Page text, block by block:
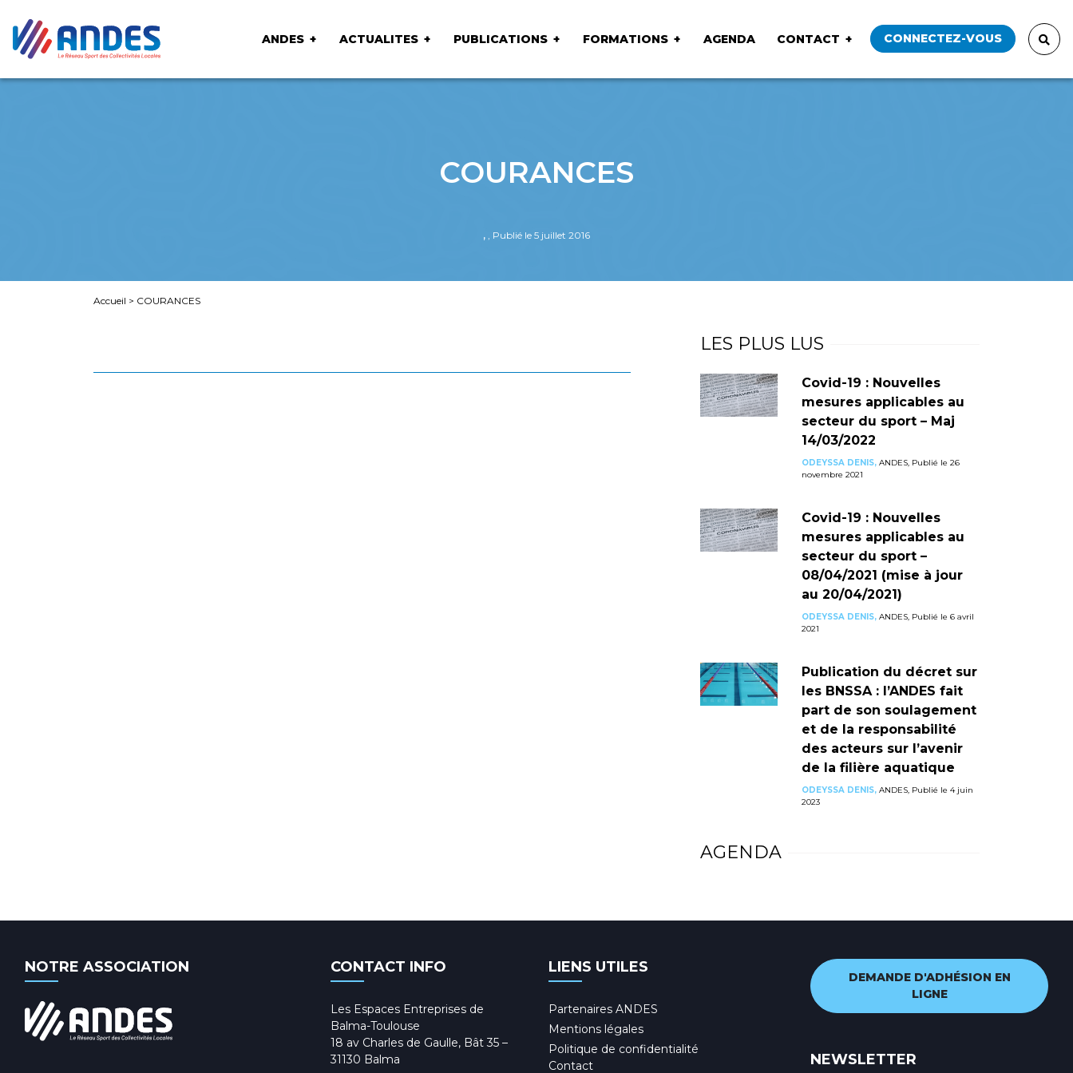
ANDES ACTUALITES PUBLICATIONS FORMATIONS AGENDA CONTACT CONNECTEZ-VOUS
COURANCES
, , Publié le 5 juillet 2016
Accueil > COURANCES
LES PLUS LUS
Covid-19 : Nouvelles
mesures applicables au
secteur du sport – Maj
14/03/2022
ODEYSSA DENIS,ANDES, Publié le 26
novembre 2021
Covid-19 : Nouvelles
mesures applicables au
secteur du sport –
08/04/2021 (mise à jour
au 20/04/2021)
ODEYSSA DENIS,ANDES, Publié le 6 avril
2021
Publication du décret sur
les BNSSA : l’ANDES fait
part de son soulagement
et de la responsabilité
des acteurs sur l’avenir
de la filière aquatique
ODEYSSA DENIS,ANDES, Publié le 4 juin
2023
AGENDA
NOTRE ASSOCIATION CONTACT INFO
Les Espaces Entreprises de
Balma-Toulouse
18 av Charles de Gaulle, Bât 35 –
31130 Balma
LIENS UTILES
Partenaires ANDES
Mentions légales
Politique de confidentialité
Contact
DEMANDE D'ADHÉSION EN
LIGNE
NEWSLETTER